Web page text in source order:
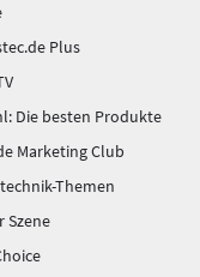
Plus
Die besten Produkte
Marketing Club
Themen
Szene